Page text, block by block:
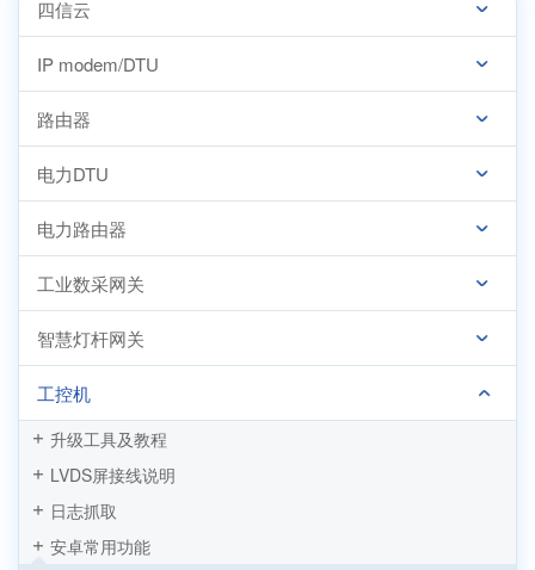
四信云
IP modem/DTU
路由器
电力DTU
电力路由器
工业数采网关
智慧灯杆网关
工控机
升级工具及教程
LVDS屏接线说明
日志抓取
安卓常用功能